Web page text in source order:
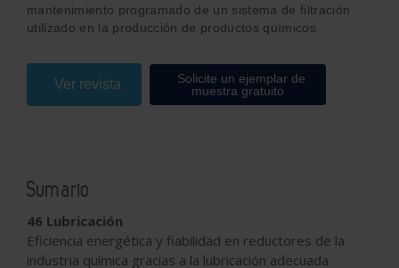
mantenimiento programado de un sistema de filtración
utilizado en la producción de productos químicos
Ver revista
Solicite un ejemplar de
muestra gratuito
Sumario
46 Lubricación
Eficiencia energética y fiabilidad en reductores de la
industria química gracias a la lubricación adecuada